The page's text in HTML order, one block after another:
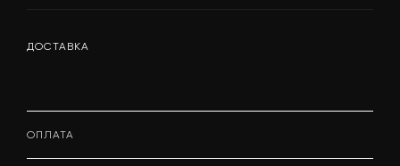
ДОСТАВКА
ОПЛАТА